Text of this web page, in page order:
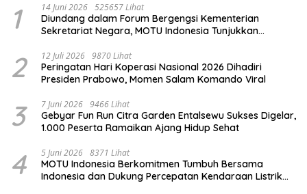
1 14 Juni 2026 525657 Lihat
Diundang dalam Forum Bergengsi Kementerian
Sekretariat Negara, MOTU Indonesia Tunjukkan
2 12 Juli 2026 9870 Lihat
Peringatan Hari Koperasi Nasional 2026 Dihadiri
Presiden Prabowo, Momen Salam Komando Viral
3 7 Juni 2026 9466 Lihat
Gebyar Fun Run Citra Garden Entalsewu Sukses Digelar,
1.000 Peserta Ramaikan Ajang Hidup Sehat
4 5 Juni 2026 8371 Lihat
MOTU Indonesia Berkomitmen Tumbuh Bersama
Indonesia dan Dukung Percepatan Kendaraan Listrik